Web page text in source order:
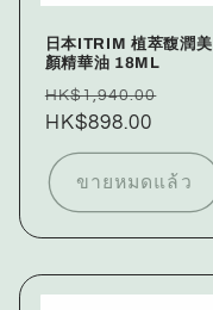
日本ITRIM 植萃馥潤美
顏精華油 18ML
ราคา
ปกติ
HK$1,940.00
HK$898.00
ขายหมดแล้ว